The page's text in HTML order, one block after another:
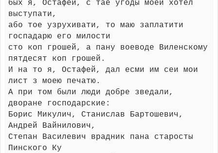
бых я, Остафей, с тае угоды моей хотел
выступати,
або тое узрухивати, то маю заплатити
госпадарю его милости
сто коп грошей, а пану воеводе Виленскому
пятдесят коп грошей.
И на то я, Остафей, дал есми им сеи мои
лист з моею печатю.
А при том были люди добре зведали,
дворане господарские:
Борис Микулич, Станислав Бартошевич,
Андрей Вайнилович,
Степан Василевич врадник пана старосты
Пинского Ку